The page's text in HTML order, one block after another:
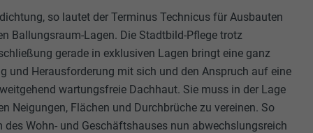
so lautet der Terminus Technicus für Ausbauten
Ballungsraum-Lagen. Die Stadtbild-Pflege trotz
gerade in exklusiven Lagen bringt eine ganz
und Herausforderung mit sich und den Anspruch auf eine
wartungsfreie Dachhaut. Sie muss in der Lage
Neigungen, Flächen und Durchbrüche zu vereinen. So
Wohn- und Geschäftshauses nun abwechslungsreich